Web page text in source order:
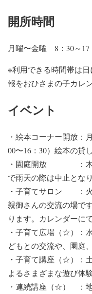
開所時間
月曜〜金曜 8：30～17
※利用できる時間帯は
報をおひさまの子カレ
イベント
・絵本コーナー開放：
00〜16：30）絵本の貸
・園庭開放 ：木曜
で雨天の際は中止となり
・子育てサロン ：火
親御さんの交流の場で
ります。カレンダーに
・子育て広場（☆）：
どもとの交流や、園庭
・子育て講座（☆）：
よるさまざまな遊び体
・連続講座（☆） ：